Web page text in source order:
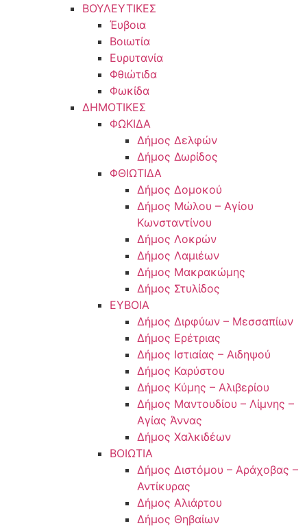
ΒΟΥΛΕΥΤΙΚΕΣ
Έυβοια
Βοιωτία
Ευρυτανία
Φθιώτιδα
Φωκίδα
ΔΗΜΟΤΙΚΕΣ
ΦΩΚΙΔΑ
Δήμος Δελφών
Δήμος Δωρίδος
ΦΘΙΩΤΙΔΑ
Δήμος Δομοκού
Δήμος Μώλου – Αγίου
Κωνσταντίνου
Δήμος Λοκρών
Δήμος Λαμιέων
Δήμος Μακρακώμης
Δήμος Στυλίδος
ΕΥΒΟΙΑ
Δήμος Διρφύων – Μεσσαπίων
Δήμος Ερέτριας
Δήμος Ιστιαίας – Αιδηψού
Δήμος Καρύστου
Δήμος Κύμης – Αλιβερίου
Δήμος Μαντουδίου – Λίμνης –
Αγίας Άννας
Δήμος Χαλκιδέων
ΒΟΙΩΤΙΑ
Δήμος Διστόμου – Αράχοβας –
Αντίκυρας
Δήμος Αλιάρτου
Δήμος Θηβαίων